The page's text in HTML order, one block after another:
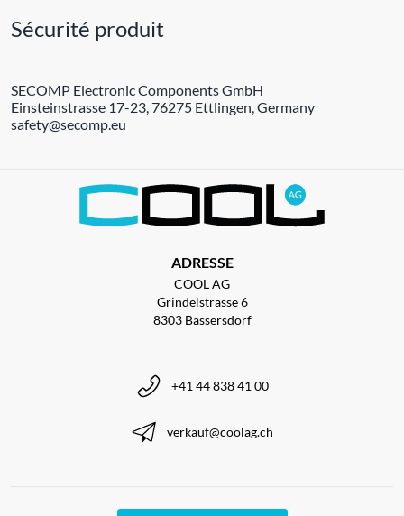
Sécurité produit
SECOMP Electronic Components GmbH
Einsteinstrasse 17-23, 76275 Ettlingen, Germany
safety@secomp.eu
ADRESSE
COOL AG
Grindelstrasse 6
8303 Bassersdorf
+41 44 838 41 00
verkauf@coolag.ch